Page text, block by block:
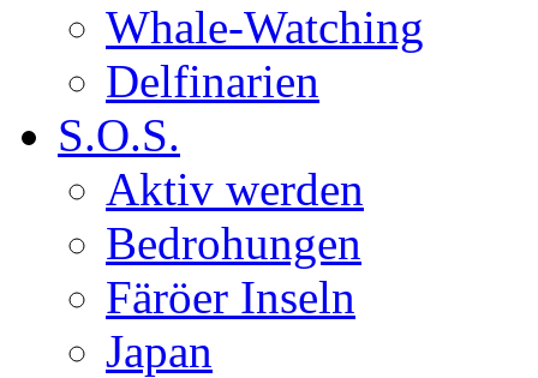
Whale-Watching
Delfinarien
S.O.S.
Aktiv werden
Bedrohungen
Färöer Inseln
Japan